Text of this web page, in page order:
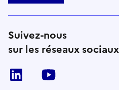
Suivez-nous
sur les réseaux sociaux
Linkedin